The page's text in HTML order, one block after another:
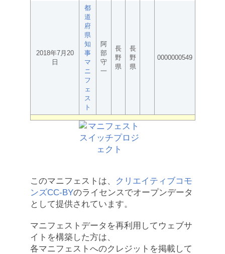
2018年7月20
日
都
道
府
県
知
事
マ
ニ
フ
ェ
ス
ト
阿
部
守
一
長
野
県
長
野
県
0000000549
このマニフェストは、
クリエイティブコモ
ンズCC-BYのライセンスでオープンデータ
として提供されています。
マニフェストデータを再利用してウェブサ
イトを構築した方は、
各マニフェストへのクレジットを掲載して